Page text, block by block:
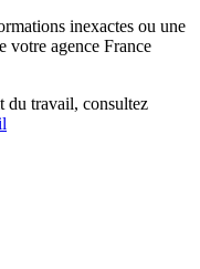
inexactes ou une
votre agence France
du travail, consultez